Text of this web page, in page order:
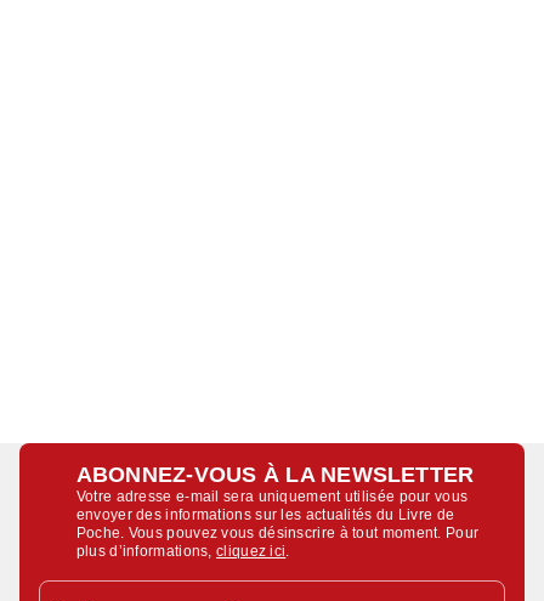
ABONNEZ-VOUS À LA NEWSLETTER
Votre adresse e-mail sera uniquement utilisée pour vous
envoyer des informations sur les actualités du Livre de
Poche. Vous pouvez vous désinscrire à tout moment. Pour
plus d’informations,cliquez ici